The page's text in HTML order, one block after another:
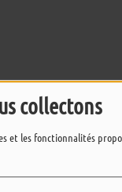
collectons
et les fonctionnalités